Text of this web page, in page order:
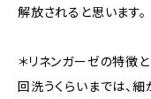
解放されると思います。
＊リネンガーゼの特徴
回洗うくらいまでは、